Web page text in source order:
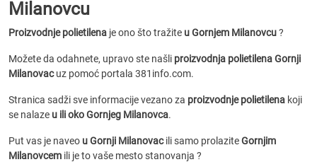
Milanovcu
Proizvodnje polietilena je ono što tražite u Gornjem Milanovcu?
Možete da odahnete, upravo ste našli proizvodnja polietilena Gornji
Milanovacuz pomoć portala 381info.com.
Stranica sadži sve informacije vezano za proizvodnje polietilena koji
se nalaze u ili oko Gornjeg Milanovca.
Put vas je naveo u Gornji Milanovacili samo prolaziteGornjim
Milanovcem ili je to vaše mesto stanovanja ?